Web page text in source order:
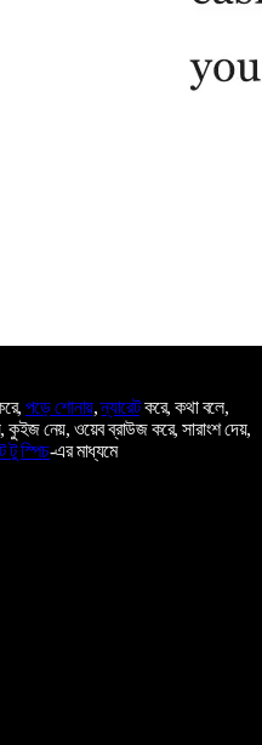
পড়ে শোনায়,ন্যারেটকরে, কথা বলে,
কুইজ নেয়, ওয়েব ব্রাউজ করে, সারাংশ দেয়,
টু স্পিচ-এর মাধ্যমে